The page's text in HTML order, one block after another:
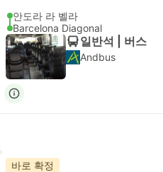
안도라 라 벨라
Barcelona Diagonal
일반석 | 버스
Andbus
바로 확정